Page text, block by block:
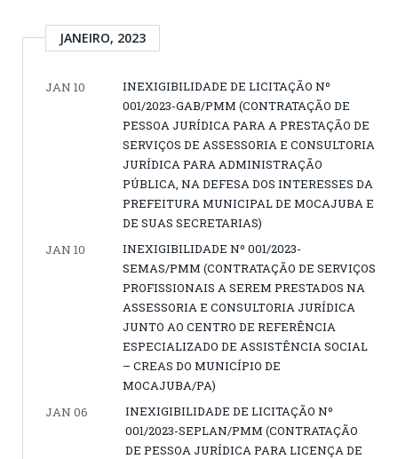
JANEIRO, 2023
JAN 10
INEXIGIBILIDADE DE LICITAÇÃO Nº
001/2023-GAB/PMM (CONTRATAÇÃO DE
PESSOA JURÍDICA PARA A PRESTAÇÃO DE
SERVIÇOS DE ASSESSORIA E CONSULTORIA
JURÍDICA PARA ADMINISTRAÇÃO
PÚBLICA, NA DEFESA DOS INTERESSES DA
PREFEITURA MUNICIPAL DE MOCAJUBA E
DE SUAS SECRETARIAS)
JAN 10
INEXIGIBILIDADE Nº 001/2023-
SEMAS/PMM (CONTRATAÇÃO DE SERVIÇOS
PROFISSIONAIS A SEREM PRESTADOS NA
ASSESSORIA E CONSULTORIA JURÍDICA
JUNTO AO CENTRO DE REFERÊNCIA
ESPECIALIZADO DE ASSISTÊNCIA SOCIAL
– CREAS DO MUNICÍPIO DE
MOCAJUBA/PA)
JAN 06
INEXIGIBILIDADE DE LICITAÇÃO Nº
001/2023-SEPLAN/PMM (CONTRATAÇÃO
DE PESSOA JURÍDICA PARA LICENÇA DE